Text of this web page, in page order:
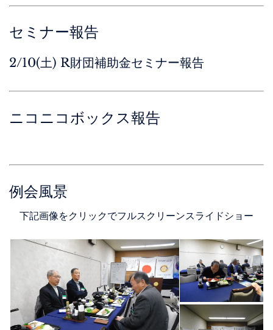
セミナー報告
2/10(土) R財団補助金セミナー報告
ニコニコボックス報告
例会風景
下記画像をクリックでフルスクリーンスライドショー